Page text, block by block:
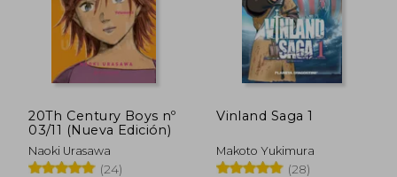
dcto. $ 139.910 dcto.
20Th Century Boys nº
03/11 (Nueva Edición)
Naoki Urasawa
(24)
Vinland Saga 1
Makoto Yukimura
(28)